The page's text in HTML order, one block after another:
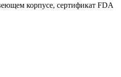
корпусе, сертификат FDA